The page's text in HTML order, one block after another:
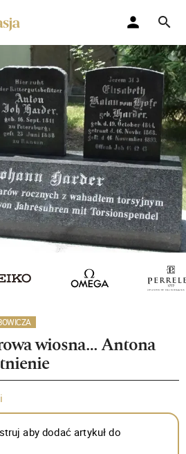
wiosna… Antona
aby dodać artykuł do